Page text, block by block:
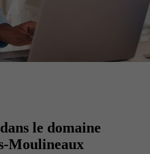
le domaine
Moulineaux